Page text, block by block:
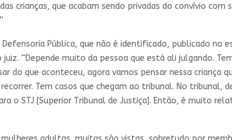
crianças, que acabam sendo privadas do convívio com
Pública, que não é identificado, publicado no
“Depende muito da pessoa que está ali julgando.
do que aconteceu, agora vamos pensar nessa criança
Tem casos que chegam ao tribunal. No
o STJ [Superior Tribunal de Justiça]. Então, é muito